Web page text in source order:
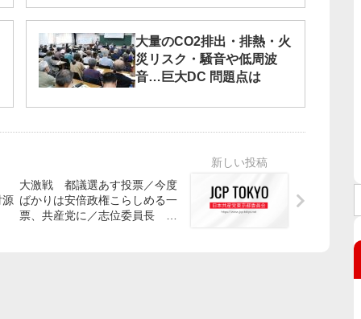
大量のCO2排出・排熱・火
災リスク・騒音や低周波
音…巨大DC 問題点は
源
大激戦 都議選あす投票／今度
ばかりは安倍政権こらしめる一
票、共産党に／志位委員長 熱